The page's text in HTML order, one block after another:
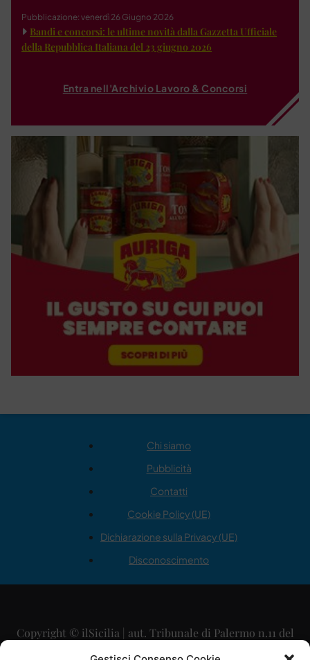
Pubblicazione: venerdì 26 Giugno 2026
Bandi e concorsi: le ultime novità dalla Gazzetta Ufficiale
della Repubblica Italiana del 23 giugno 2026
Entra nell'Archivio Lavoro & Concorsi
Chi siamo
Pubblicità
Contatti
Cookie Policy (UE)
Dichiarazione sulla Privacy (UE)
Disconoscimento
Copyright © ilSicilia | aut. Tribunale di Palermo n.11 del
29/09/2015